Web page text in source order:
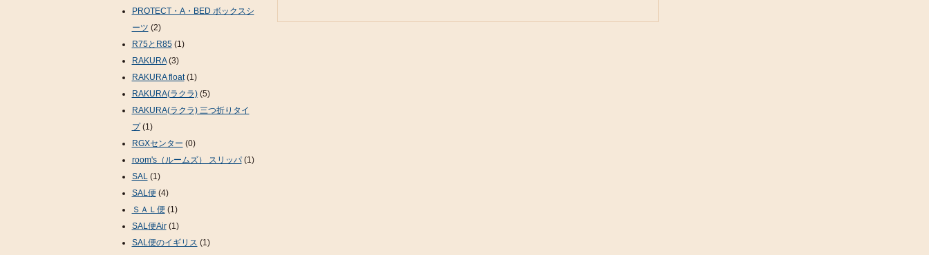
PROTECT・A・BED ボックスシ
ーツ (2)
R75とR85(1)
RAKURA(3)
RAKURA float(1)
RAKURA(ラクラ)(5)
RAKURA(ラクラ) 三つ折りタイ
プ(1)
RGXセンター (0)
room's（ルームズ） スリッパ(1)
SAL(1)
SAL便(4)
ＳＡＬ便(1)
SAL便Air(1)
SAL便のイギリス (1)